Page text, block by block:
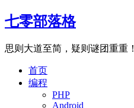
七零部落格
思则大道至简，疑则谜团重重！
首页
编程
PHP
Android